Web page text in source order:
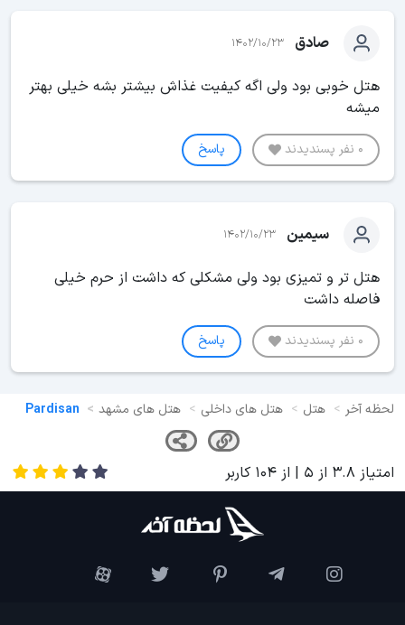
صادق 1402/10/23
هتل خوبی بود ولی اگه کیفیت غذاش بیشتر بشه خیلی بهتر
میشه
0 نفر پسندیدند پاسخ
سیمین 1402/10/23
هتل تر و تمیزی بود ولی مشکلی که داشت از حرم خیلی
فاصله داشت
0 نفر پسندیدند پاسخ
لحظه آخر هتل هتل های داخلی هتل های مشهد Pardisan
امتیاز 3.8 از 5 | از 104 کاربر